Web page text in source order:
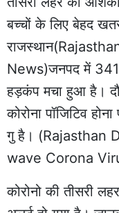
बच्चों के लिए बेहद
News)जनपद में 341
हड़कंप मचा हुआ है।
कोरोना पॉजिटिव
गु है। (Rajasthan
wave Corona
कोरोनो की तीसरी